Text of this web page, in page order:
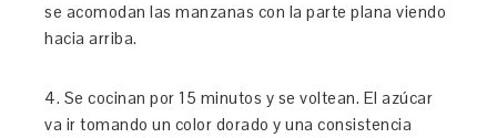
se acomodan las manzanas con la parte plana viendo
hacia arriba.
4. Se cocinan por 15 minutos y se voltean. El azúcar
va ir tomando un color dorado y una consistencia